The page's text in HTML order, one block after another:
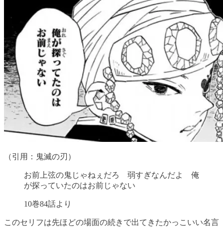
（引用：鬼滅の刃）
お前上弦の鬼じゃねぇだろ 弱すぎなんだよ 俺
が探っていたのはお前じゃない
10巻84話より
このセリフは先ほどの場面の続きで出てきたかっこいい名言